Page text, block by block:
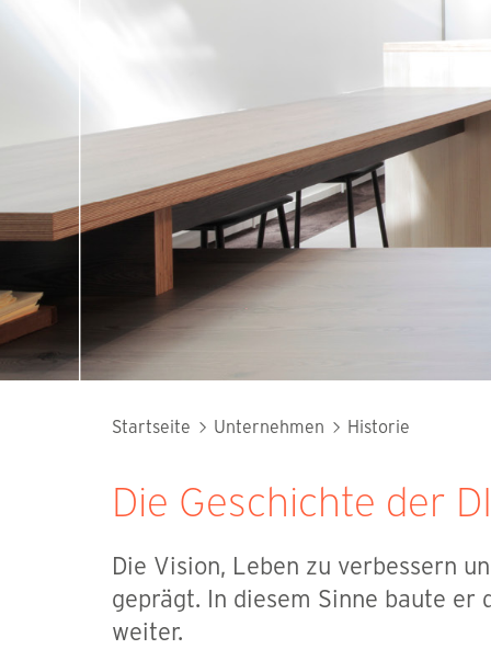
Startseite Unternehmen Historie
Die Geschichte der
Die Vision, Leben zu verbessern
geprägt. In diesem Sinne baute er
weiter.